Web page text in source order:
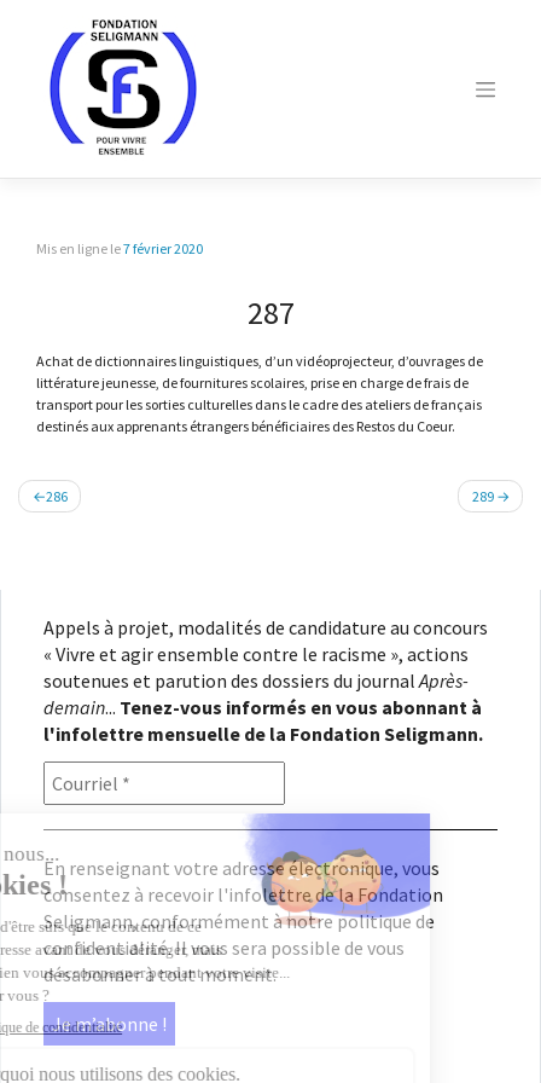
Mis en ligne le7 février 2020
287
Achat de dictionnaires linguistiques, d’un vidéoprojecteur, d’ouvrages de
littérature jeunesse, de fournitures scolaires, prise en charge de frais de
transport pour les sorties culturelles dans le cadre des ateliers de français
destinés aux apprenants étrangers bénéficiaires des Restos du Coeur.
Navigation
de
286 289
Appels à projet, modalités de candidature au concours
« Vivre et agir ensemble contre le racisme », actions
soutenues et parution des dossiers du journalAprès-
demain... Tenez-vous informés en vous abonnant à
l'infolettre mensuelle de la Fondation Seligmann.
En renseignant votre adresse électronique, vous
consentez à recevoir l'infolettre de la Fondation
Seligmann, conformément à notrepolitique de
confidentialité. Il vous sera possible de vous
désabonner à tout moment.